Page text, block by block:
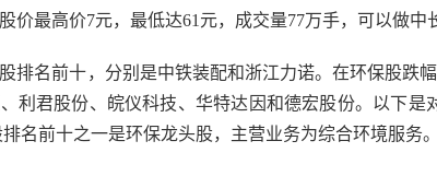
价最高价7元，最低达61元，成交量77万手，可以做中
排名前十，分别是中铁装配和浙江力诺。在环保股跌
利君股份、皖仪科技、华特达因和德宏股份。以下是
名前十之一是环保龙头股，主营业务为综合环境服务。